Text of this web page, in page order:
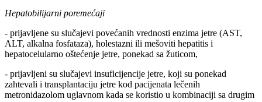
Hepatobilijarni poremećaji
- prijavljene su slučajevi povećanih vrednosti enzima jetre (AST,
ALT, alkalna fosfataza), holestazni ili mešoviti hepatitis i
hepatocelularno oštećenje jetre, ponekad sa žuticom,
- prijavljeni su slučajevi insuficijencije jetre, koji su ponekad
zahtevali i transplantaciju jetre kod pacijenata lečenih
metronidazolom uglavnom kada se koristio u kombinaciji sa drugim